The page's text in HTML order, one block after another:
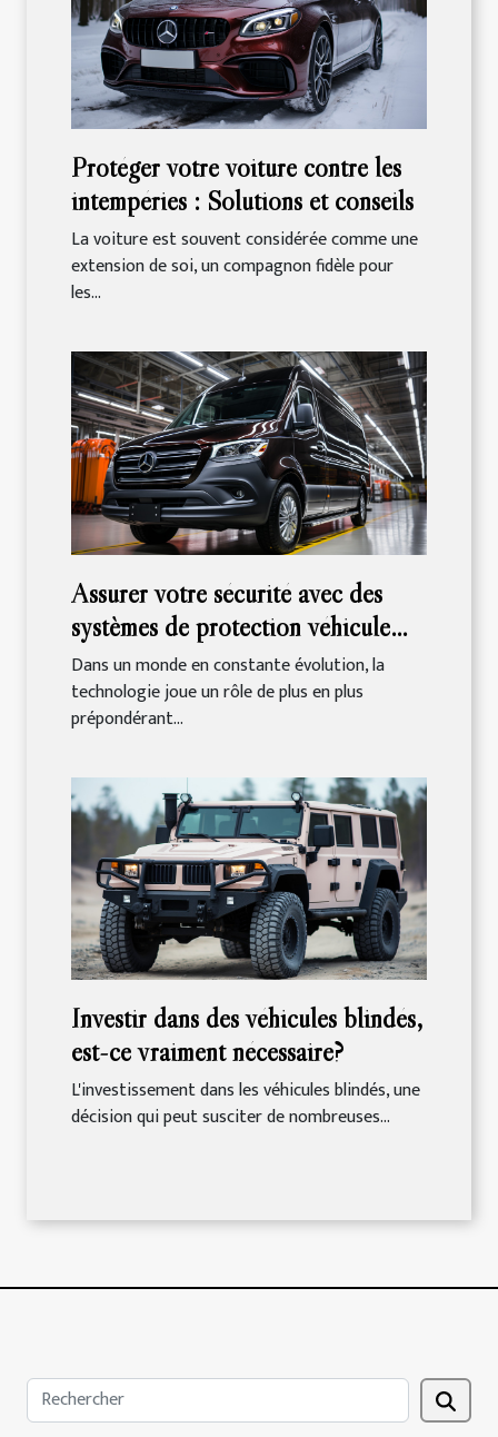
Protéger votre voiture contre les
intempéries : Solutions et conseils
La voiture est souvent considérée comme une
extension de soi, un compagnon fidèle pour
les...
Assurer votre sécurité avec des
systèmes de protection véhicule
innovants
Dans un monde en constante évolution, la
technologie joue un rôle de plus en plus
prépondérant...
Investir dans des véhicules blindés,
est-ce vraiment nécessaire?
L'investissement dans les véhicules blindés, une
décision qui peut susciter de nombreuses...